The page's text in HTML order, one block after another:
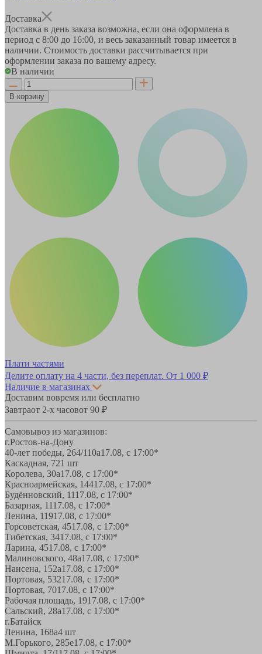
Доставка
Доставка в день заказа возможна, если она оформлена в
период с 8:00 до 16:00, и весь заказанный товар имеется в
наличии. Стоимость доставки рассчитывается при
оформлении заказа по вашему адресу.
В наличии
В корзину
Плати частями
Делите оплату на 4 части, без переплат. От 1 000 ₽
Наличие в магазинах
Доставим вовремя или бесплатно
Завтраот 2-х часовот 90 ₽
Самовывоз из магазинов:
г.Ростов-на-Дону
40-лет победы, 264/110а17.08, с 17:00*
Каскадная, 721 шт
Королева, 30а17.08, с 17:00*
Красноармейская, 14417.08, с 17:00*
Будённовский, 1117.08, с 17:00*
Базарная, 1117.08, с 17:00*
Ленина, 11917.08, с 17:00*
Горсоветская, 4517.08, с 17:00*
Тибетская, 3417.08, с 17:00*
Ларина, 4517.08, с 17:00*
Малиновского, 48а17.08, с 17:00*
Нансена, 152а17.08, с 17:00*
Портовая, 53217.08, с 17:00*
Портовая, 7017.08, с 17:00*
Рабочая площадь, 1917.08, с 17:00*
Сальский, 28a17.08, с 17:00*
г.Батайск
Ленина, 168а4 шт
М.Горького, 285е17.08, с 17:00*